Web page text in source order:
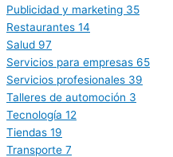
Publicidad y marketing 35
Restaurantes 14
Salud 97
Servicios para empresas 65
Servicios profesionales 39
Talleres de automoción 3
Tecnología 12
Tiendas 19
Transporte 7